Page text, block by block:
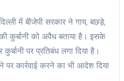
दिल्ली में बीजेपी सरकार ने गाय, बछड़े,
कुर्बानी को अवैध बताया है। इसके
पर प्रतिबंध लगा दिया है।
कार्रवाई करने का भी आदेश दिया